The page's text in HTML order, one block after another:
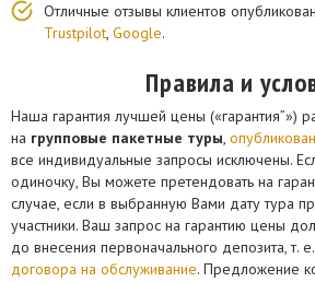
Отличные отзывы клиентов
Trustpilot, Google.
Правила и
Наша гарантия лучшей цены («гарантия”»)
на групповые пакетные туры,
все индивидуальные запросы исключены.
одиночку, Вы можете претендовать на
случае, если в выбранную Вами дату тура
участники. Ваш запрос на гарантию цены
до внесения первоначального депозита, т.
договора на обслуживание. Предложение